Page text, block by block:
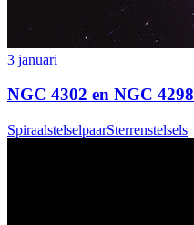
3 januari
NGC 4302 en NGC 4298
SpiraalstelselpaarSterrenstelsels